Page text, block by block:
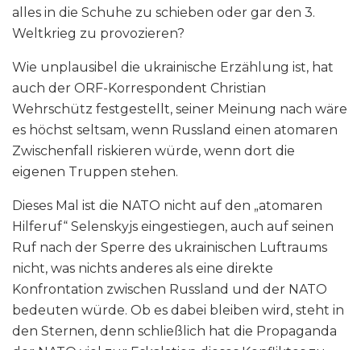
alles in die Schuhe zu schieben oder gar den 3.
Weltkrieg zu provozieren?
Wie unplausibel die ukrainische Erzählung ist, hat
auch der ORF-Korrespondent Christian
Wehrschütz festgestellt, seiner Meinung nach wäre
es höchst seltsam, wenn Russland einen atomaren
Zwischenfall riskieren würde, wenn dort die
eigenen Truppen stehen.
Dieses Mal ist die NATO nicht auf den „atomaren
Hilferuf“ Selenskyjs eingestiegen, auch auf seinen
Ruf nach der Sperre des ukrainischen Luftraums
nicht, was nichts anderes als eine direkte
Konfrontation zwischen Russland und der NATO
bedeuten würde. Ob es dabei bleiben wird, steht in
den Sternen, denn schließlich hat die Propaganda